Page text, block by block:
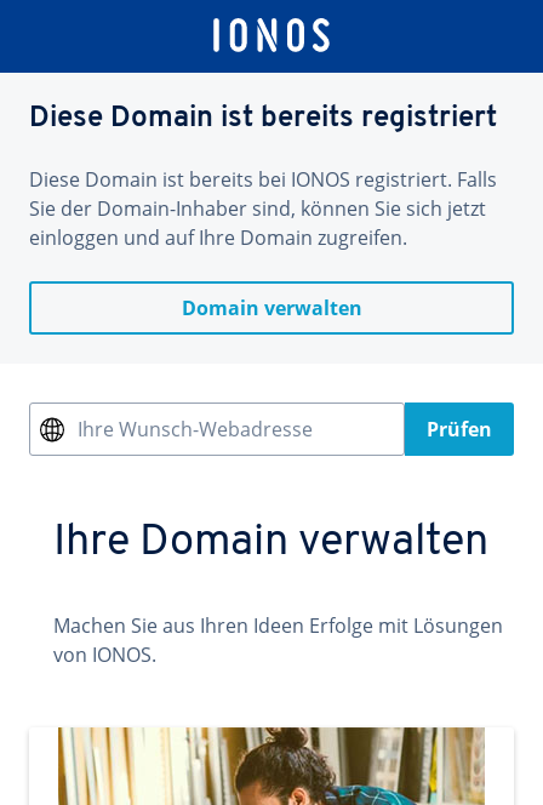
Diese Domain ist bereits registriert
Diese Domain ist bereits bei IONOS registriert. Falls
Sie der Domain-Inhaber sind, können Sie sich jetzt
einloggen und auf Ihre Domain zugreifen.
Domain verwalten
Ihre Wunsch-Webadresse Prüfen
Ihre Domain verwalten
Machen Sie aus Ihren Ideen Erfolge mit Lösungen
von IONOS.